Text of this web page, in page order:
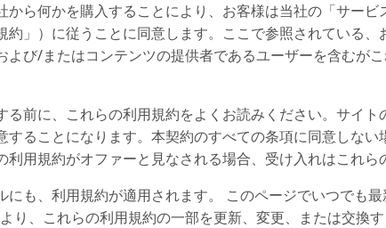
ら何かを購入することにより、お客様は当社の「サー
」）に従うことに同意します。ここで参照されている
び/またはコンテンツの提供者であるユーザーを含むが
前に、これらの利用規約をよくお読みください。サイ
ることになります。本契約のすべての条項に同意しな
用規約がオファーと見なされる場合、受け入れはこれら
も、利用規約が適用されます。 このページでいつでも
り、これらの利用規約の一部を更新、変更、または交換